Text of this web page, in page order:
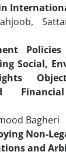
Social,
Bagheri
Non-
and